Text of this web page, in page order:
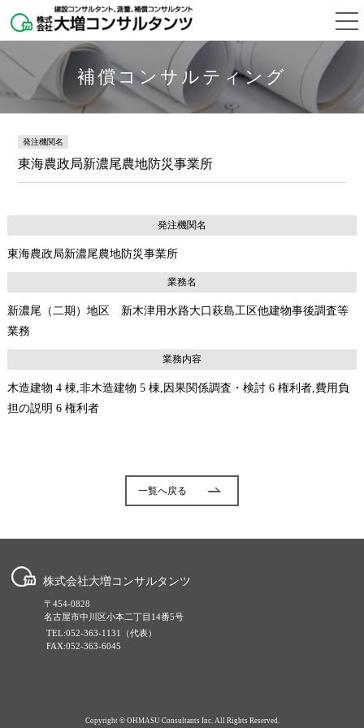
補償コンサルティング
発注機関名
東海農政局新濃尾農地防災事業所
発注機関名
東海農政局新濃尾農地防災事業所
業務名
新濃尾（二期）地区 新木津用水路大口萩島工区他建物事後調査等
業務
業務内容
木造建物 4 棟,非木造建物 5 棟,因果関係調査・検討 6 権利者,費用負
担の説明 6 権利者
一覧へ戻る
株式会社大増コンサルタンツ
〒454-0828
名古屋市中川区小本二丁目14番5号
TEL:052-363-1131（代表）
FAX:052-363-6045
Copyright © OHMASU Consultants Inc. All Rights Reserved.